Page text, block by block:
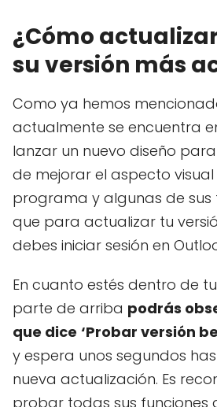
¿Cómo
su versión más
Como ya hemos
actualmente se encuentra
lanzar un nuevo diseño
de mejorar el aspecto
programa y algunas de sus
que para actualizar tu
debes iniciar sesión en
En cuanto estés dentro de
parte de arriba podrás
que dice ‘Probar versión
y espera unos segundos
nueva actualización. Es
probar todas sus funciones